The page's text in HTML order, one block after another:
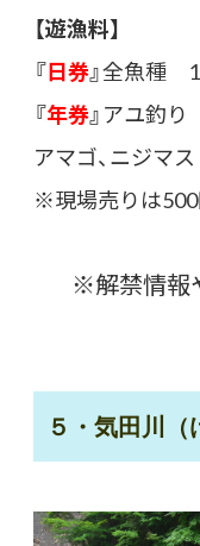
【遊漁料】
『日券』全魚種
『年券』アユ釣
アマゴ、ニジマ
※現場売りは
※解禁情報
５・気田川（